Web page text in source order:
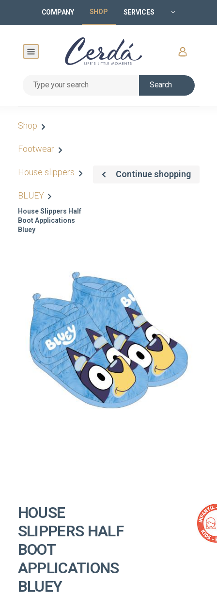
COMPANY SHOP SERVICES
Search
Shop
Footwear
House slippers
BLUEY
House Slippers Half
Boot Applications
Bluey
Continue shopping
HOUSE
SLIPPERS HALF
BOOT
APPLICATIONS
BLUEY